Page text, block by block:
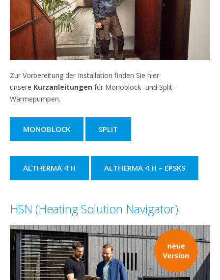
Zur Vorbereitung der Installation finden Sie hier
unsere Kurzanleitungen für Monoblock- und Split-
Wärmepumpen.
MONOBLOCK SPLIT
ALTHERMA 4 H ALTHERMA 4 H – EPSKS
HSN (Heating Solution Navigator)